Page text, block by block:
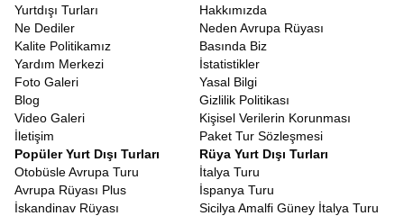
Yurtdışı Turları
Ne Dediler
Kalite Politikamız
Yardım Merkezi
Foto Galeri
Blog
Video Galeri
İletişim
Hakkımızda
Neden Avrupa Rüyası
Basında Biz
İstatistikler
Yasal Bilgi
Gizlilik Politikası
Kişisel Verilerin Korunması
Paket Tur Sözleşmesi
Popüler Yurt Dışı Turları
Otobüsle Avrupa Turu
Avrupa Rüyası Plus
İskandinav Rüyası
Rüya Yurt Dışı Turları
İtalya Turu
İspanya Turu
Sicilya Amalfi Güney İtalya Turu